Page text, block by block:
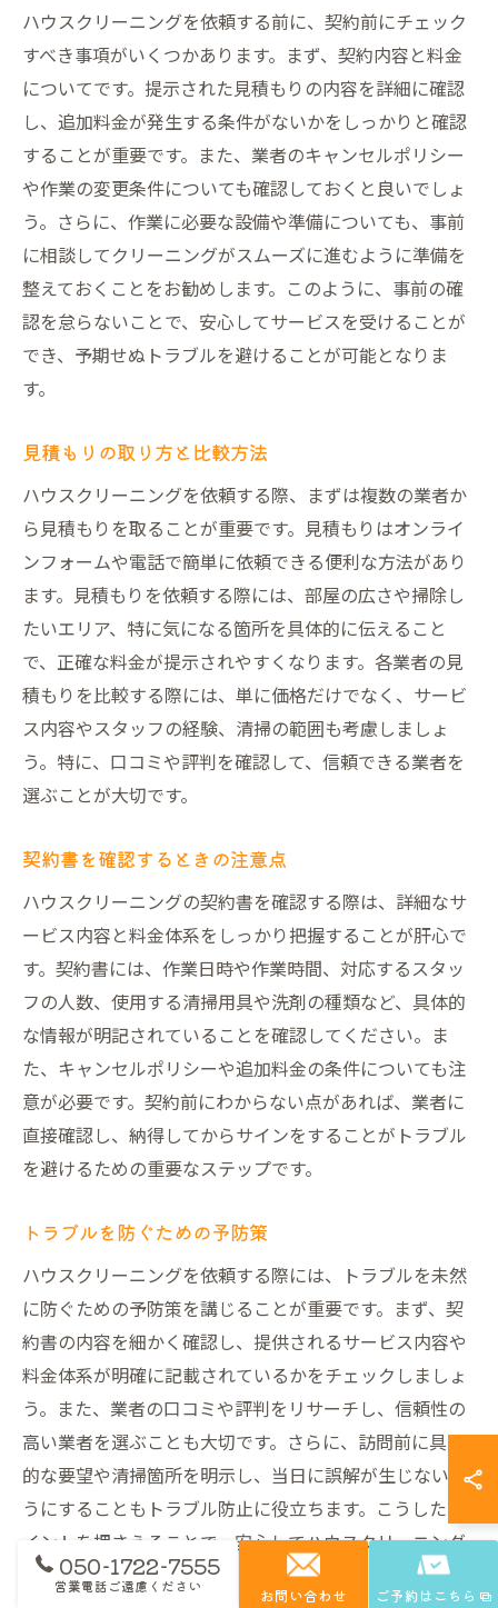
ハウスクリーニングを依頼する前に、契約前にチェック
すべき事項がいくつかあります。まず、契約内容と料金
についてです。提示された見積もりの内容を詳細に確認
し、追加料金が発生する条件がないかをしっかりと確認
することが重要です。また、業者のキャンセルポリシー
や作業の変更条件についても確認しておくと良いでしょ
う。さらに、作業に必要な設備や準備についても、事前
に相談してクリーニングがスムーズに進むように準備を
整えておくことをお勧めします。このように、事前の確
認を怠らないことで、安心してサービスを受けることが
でき、予期せぬトラブルを避けることが可能となりま
す。
見積もりの取り方と比較方法
ハウスクリーニングを依頼する際、まずは複数の業者か
ら見積もりを取ることが重要です。見積もりはオンライ
ンフォームや電話で簡単に依頼できる便利な方法があり
ます。見積もりを依頼する際には、部屋の広さや掃除し
たいエリア、特に気になる箇所を具体的に伝えること
で、正確な料金が提示されやすくなります。各業者の見
積もりを比較する際には、単に価格だけでなく、サービ
ス内容やスタッフの経験、清掃の範囲も考慮しましょ
う。特に、口コミや評判を確認して、信頼できる業者を
選ぶことが大切です。
契約書を確認するときの注意点
ハウスクリーニングの契約書を確認する際は、詳細なサ
ービス内容と料金体系をしっかり把握することが肝心で
す。契約書には、作業日時や作業時間、対応するスタッ
フの人数、使用する清掃用具や洗剤の種類など、具体的
な情報が明記されていることを確認してください。ま
た、キャンセルポリシーや追加料金の条件についても注
意が必要です。契約前にわからない点があれば、業者に
直接確認し、納得してからサインをすることがトラブル
を避けるための重要なステップです。
トラブルを防ぐための予防策
ハウスクリーニングを依頼する際には、トラブルを未然
に防ぐための予防策を講じることが重要です。まず、契
約書の内容を細かく確認し、提供されるサービス内容や
料金体系が明確に記載されているかをチェックしましょ
う。また、業者の口コミや評判をリサーチし、信頼性の
高い業者を選ぶことも大切です。さらに、訪問前に具体
的な要望や清掃箇所を明示し、当日に誤解が生じないよ
うにすることもトラブル防止に役立ちます。こうしたポ
イントを押さえることで、安心してハウスクリーニング
を依頼することができるでしょう。
050-1722-7555
営業電話ご遠慮ください お問い合わせ ご予約はこちら